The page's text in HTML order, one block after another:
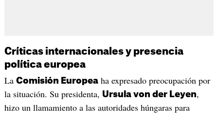
Críticas internacionales y presencia
política europea
La Comisión Europeaha expresado preocupación por
la situación. Su presidenta, Ursula von der Leyen,
hizo un llamamiento a las autoridades húngaras para